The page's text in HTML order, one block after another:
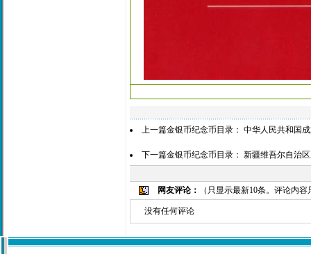
上一篇金银币纪念币目录： 中华人民共和国
下一篇金银币纪念币目录： 新疆维吾尔自治
网友评论： （只显示最新10条。评论内
没有任何评论